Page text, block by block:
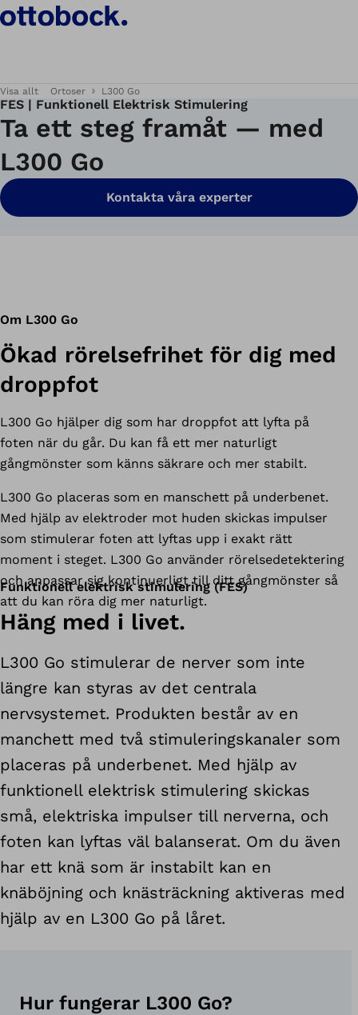
Visa allt Ortoser L300 Go
FES | Funktionell Elektrisk Stimulering
Ta ett steg framåt — med
L300 Go
Kontakta våra experter
Om L300 Go
Ökad rörelsefrihet för dig med
droppfot
L300 Go hjälper dig som har droppfot att lyfta på
foten när du går. Du kan få ett mer naturligt
gångmönster som känns säkrare och mer stabilt.
L300 Go placeras som en manschett på underbenet.
Med hjälp av elektroder mot huden skickas impulser
som stimulerar foten att lyftas upp i exakt rätt
moment i steget. L300 Go använder rörelsedetektering
och anpassar sig kontinuerligt till ditt gångmönster så
att du kan röra dig mer naturligt.
Funktionell elektrisk stimulering (FES)
Häng med i livet.
L300 Go stimulerar de nerver som inte
längre kan styras av det centrala
nervsystemet. Produkten består av en
manchett med två stimuleringskanaler som
placeras på underbenet. Med hjälp av
funktionell elektrisk stimulering skickas
små, elektriska impulser till nerverna, och
foten kan lyftas väl balanserat. Om du även
har ett knä som är instabilt kan en
knäböjning och knästräckning aktiveras med
hjälp av en L300 Go på låret.
Hur fungerar L300 Go?